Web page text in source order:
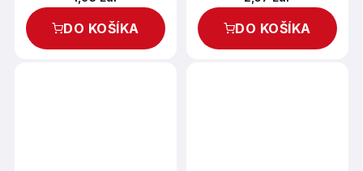
DO KOŠÍKA DO KOŠÍKA